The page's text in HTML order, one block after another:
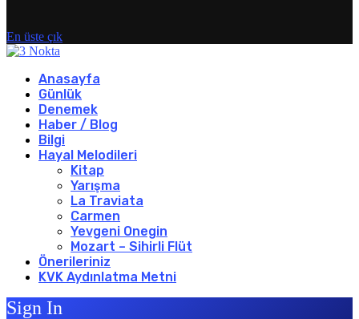
En üste çık
Anasayfa
Günlük
Denemek
Haber / Blog
Bilgi
Hayal Melodileri
Kitap
Yarışma
La Traviata
Carmen
Yevgeni Onegin
Mozart – Sihirli Flüt
Önerileriniz
KVK Aydınlatma Metni
Sign In